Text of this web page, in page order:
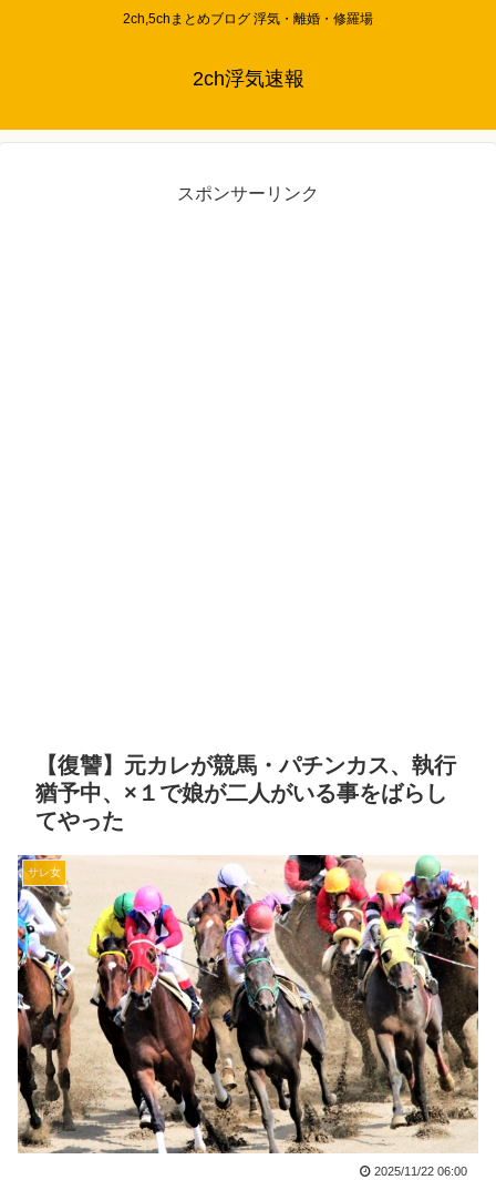
2ch,5chまとめブログ 浮気・離婚・修羅場
2ch浮気速報
スポンサーリンク
【復讐】元カレが競馬・パチンカス、執行
猶予中、×１で娘が二人がいる事をばらし
てやった
サレ女
2025/11/22 06:00